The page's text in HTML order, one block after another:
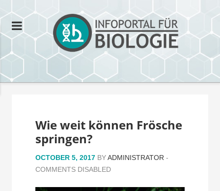
Wie weit können Frösche
springen?
OCTOBER 5, 2017 BYADMINISTRATOR -
COMMENTS DISABLED